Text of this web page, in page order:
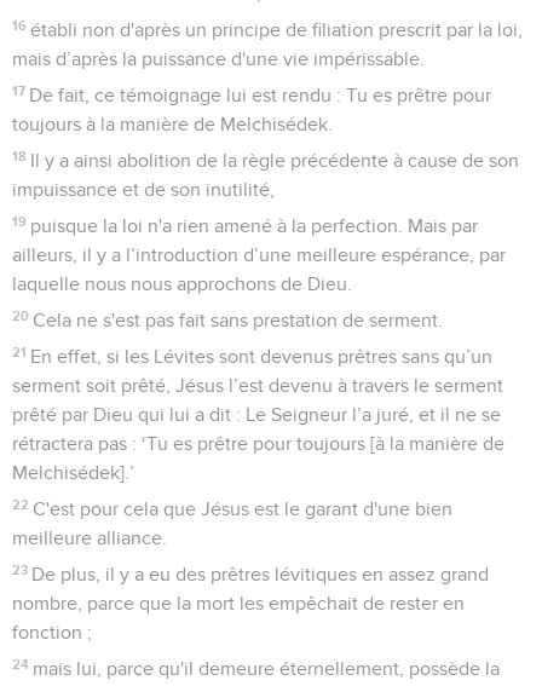
16 établi non d'après un principe de filiation prescrit par la loi,
mais d’après la puissance d'une vie impérissable.
17 De fait, ce témoignage lui est rendu : Tu es prêtre pour
toujours à la manière de Melchisédek.
18 Il y a ainsi abolition de la règle précédente à cause de son
impuissance et de son inutilité,
19 puisque la loi n'a rien amené à la perfection. Mais par
ailleurs, il y a l’introduction d’une meilleure espérance, par
laquelle nous nous approchons de Dieu.
20 Cela ne s'est pas fait sans prestation de serment.
21 En effet, si les Lévites sont devenus prêtres sans qu’un
serment soit prêté, Jésus l’est devenu à travers le serment
prêté par Dieu qui lui a dit : Le Seigneur l’a juré, et il ne se
rétractera pas : ‘Tu es prêtre pour toujours [à la manière de
Melchisédek].’
22 C'est pour cela que Jésus est le garant d'une bien
meilleure alliance.
23 De plus, il y a eu des prêtres lévitiques en assez grand
nombre, parce que la mort les empêchait de rester en
fonction ;
24 mais lui, parce qu'il demeure éternellement, possède la